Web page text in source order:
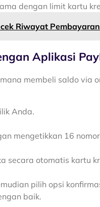
dengan limit kartu
Riwayat Pembayaran
Aplikasi
membeli saldo via
Anda.
mengetikkan 16
secara otomatis kartu
pilih opsi
baik.